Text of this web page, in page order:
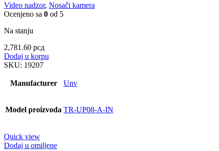
Video nadzor, Nosači kamera
Ocenjeno sa 0 od 5
Na stanju
2,781.60 рсд
Dodaj u korpu
SKU: 19207
Manufacturer Unv
Model proizvoda TR-UP08-A-IN
Quick view
Dodaj u omiljene